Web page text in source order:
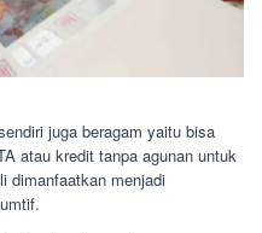
juga beragam yaitu bisa
atau kredit tanpa agunan untuk
dimanfaatkan menjadi